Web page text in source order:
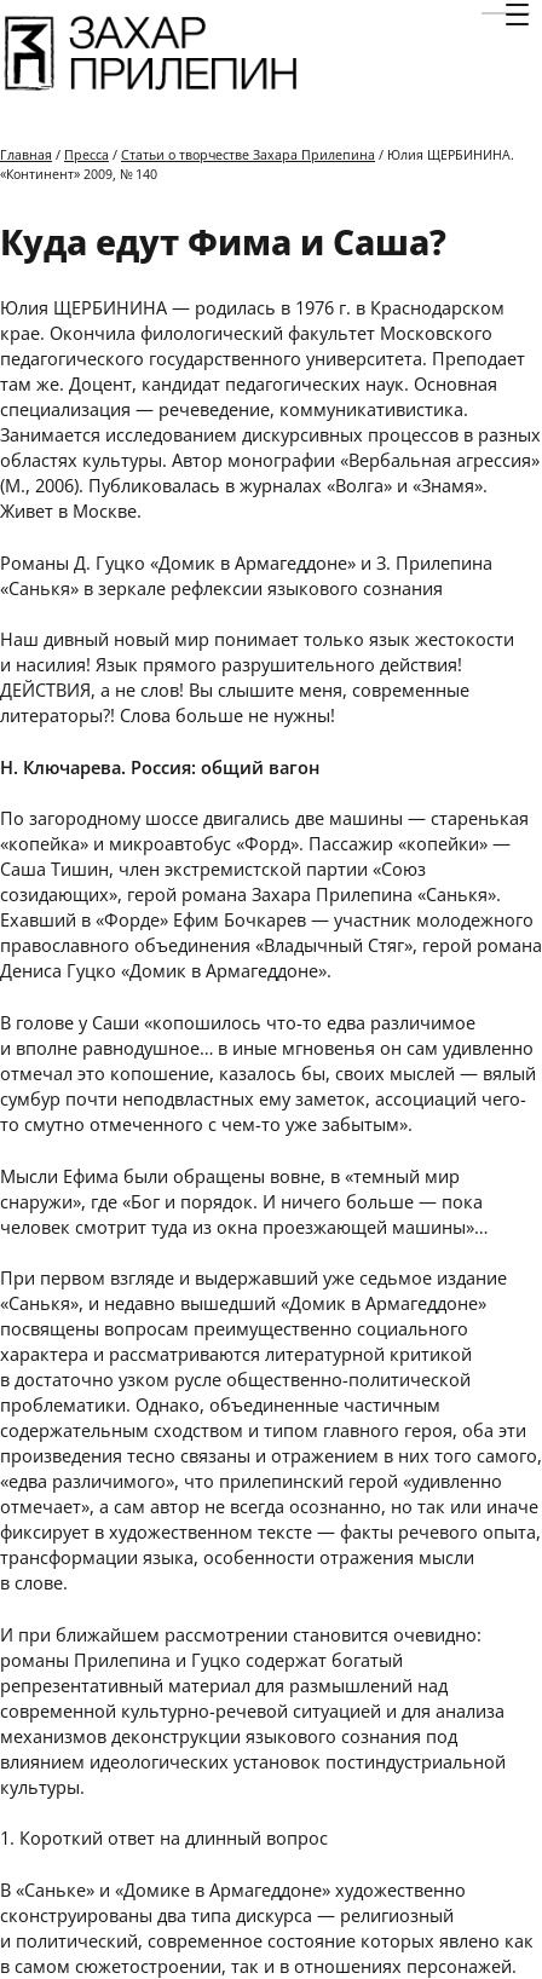
Главная / Пресса / Статьи о творчестве Захара Прилепина / Юлия ЩЕРБИНИНА.
«Континент» 2009, № 140
Куда едут Фима и Саша?
Юлия ЩЕРБИНИНА — родилась в 1976 г. в Краснодарском
крае. Окончила филологический факультет Московского
педагогического государственного университета. Преподает
там же. Доцент, кандидат педагогических наук. Основная
специализация — речеведение, коммуникативистика.
Занимается исследованием дискурсивных процессов в разных
областях культуры. Автор монографии «Вербальная агрессия»
(М., 2006). Публиковалась в журналах «Волга» и «Знамя».
Живет в Москве.
Романы Д. Гуцко «Домик в Армагеддоне» и З. Прилепина
«Санькя» в зеркале рефлексии языкового сознания
Наш дивный новый мир понимает только язык жестокости
и насилия! Язык прямого разрушительного действия!
ДЕЙСТВИЯ, а не слов! Вы слышите меня, современные
литераторы?! Слова больше не нужны!
Н. Ключарева. Россия: общий вагон
По загородному шоссе двигались две машины — старенькая
«копейка» и микроавтобус «Форд». Пассажир «копейки» —
Саша Тишин, член экстремистской партии «Союз
созидающих», герой романа Захара Прилепина «Санькя».
Ехавший в «Форде» Ефим Бочкарев — участник молодежного
православного объединения «Владычный Стяг», герой романа
Дениса Гуцко «Домик в Армагеддоне».
В голове у Саши «копошилось что-то едва различимое
и вполне равнодушное… в иные мгновенья он сам удивленно
отмечал это копошение, казалось бы, своих мыслей — вялый
сумбур почти неподвластных ему заметок, ассоциаций чего-
то смутно отмеченного с чем-то уже забытым».
Мысли Ефима были обращены вовне, в «темный мир
снаружи», где «Бог и порядок. И ничего больше — пока
человек смотрит туда из окна проезжающей машины»…
При первом взгляде и выдержавший уже седьмое издание
«Санькя», и недавно вышедший «Домик в Армагеддоне»
посвящены вопросам преимущественно социального
характера и рассматриваются литературной критикой
в достаточно узком русле общественно-политической
проблематики. Однако, объединенные частичным
содержательным сходством и типом главного героя, оба эти
произведения тесно связаны и отражением в них того самого,
«едва различимого», что прилепинский герой «удивленно
отмечает», а сам автор не всегда осознанно, но так или иначе
фиксирует в художественном тексте — факты речевого опыта,
трансформации языка, особенности отражения мысли
в слове.
И при ближайшем рассмотрении становится очевидно:
романы Прилепина и Гуцко содержат богатый
репрезентативный материал для размышлений над
современной культурно-речевой ситуацией и для анализа
механизмов деконструкции языкового сознания под
влиянием идеологических установок постиндустриальной
культуры.
1. Короткий ответ на длинный вопрос
В «Саньке» и «Домике в Армагеддоне» художественно
сконструированы два типа дискурса — религиозный
и политический, современное состояние которых явлено как
в самом сюжетостроении, так и в отношениях персонажей.